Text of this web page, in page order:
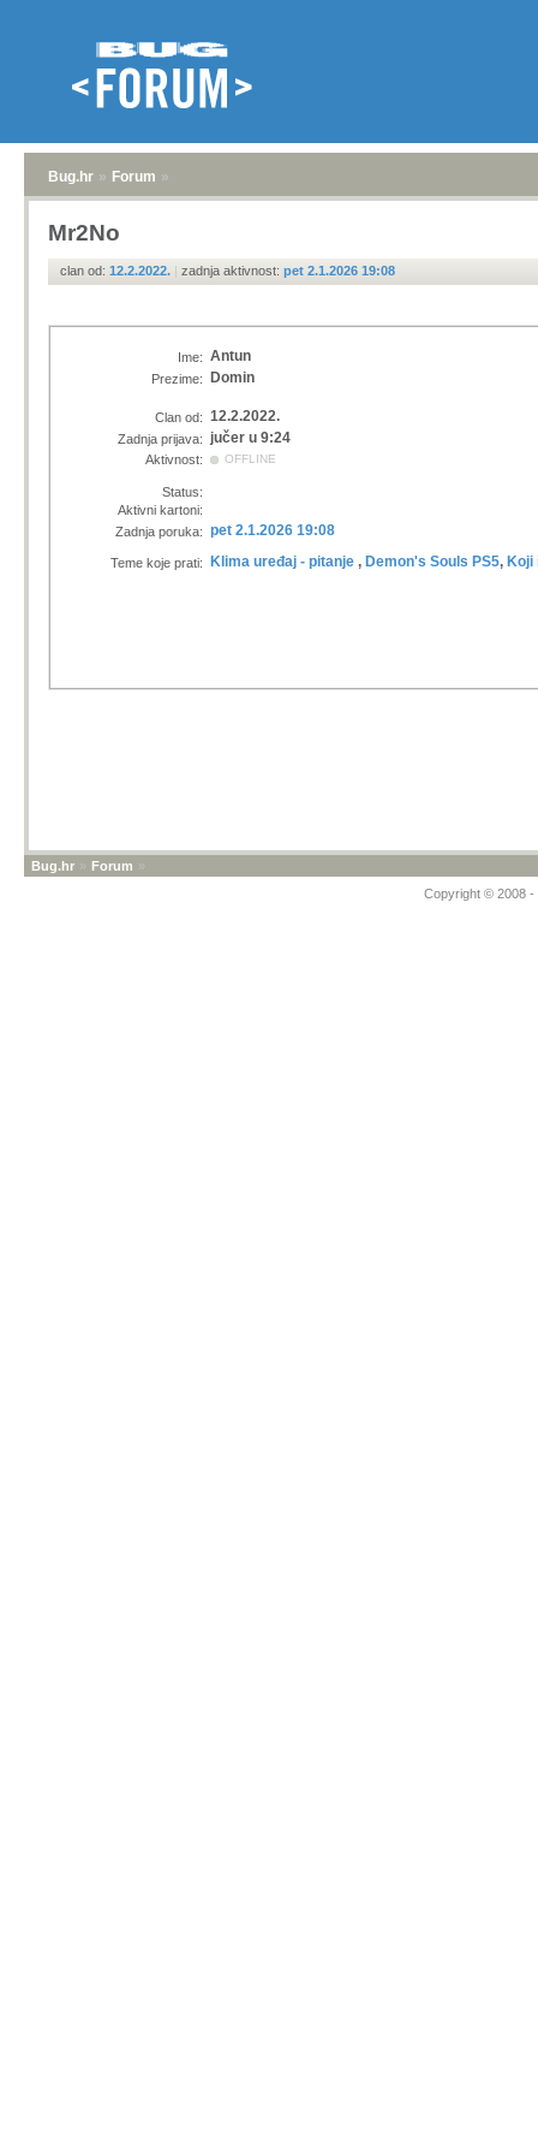
Bug.hr » Forum »
Mr2No
clan od: 12.2.2022. | zadnja aktivnost: pet 2.1.2026 19:08
Ime: Antun
Prezime: Domin
Clan od: 12.2.2022.
Zadnja prijava: jučer u 9:24
Aktivnost: OFFLINE
Status:
Aktivni kartoni:
Zadnja poruka: pet 2.1.2026 19:08
Teme koje prati: Klima uređaj - pitanje , Demon's Souls PS5, Koji
Bug.hr » Forum »
Copyright © 2008 -